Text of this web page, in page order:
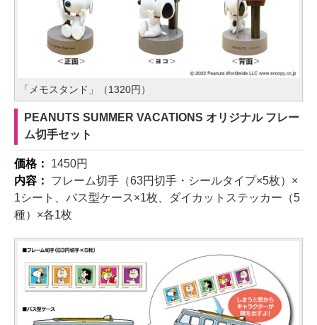
「メモスタンド」（1320円）
PEANUTS SUMMER VACATIONS オリジナル フレー
ム切手セット
価格： 1450円
内容： フレーム切手（63円切手・シールタイプ×5枚）×
1シート、バス型ケース×1枚、ダイカットステッカー（5
種）×各1枚